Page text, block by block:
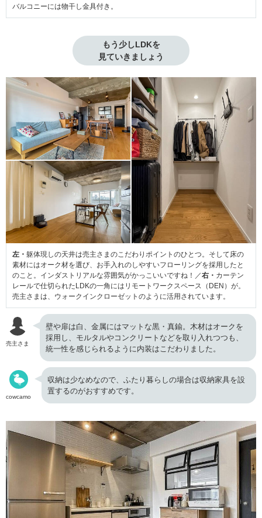
バルコニーには物干し金具付き。
もう少しLDKを
見ていきましょう
左・ 躯体現しの天井は売主さまのこだわりポイントのひとつ。そして床の
素材にはオーク材を選び、お手入れのしやすいフローリングを採用したと
のこと。インダストリアルな雰囲気がかっこいいですね！／右・ カーテン
レールで仕切られたLDKの一角にはリモートワークスペース（DEN）が。
売主さまは、ウォークインクローゼットのように活用されています。
売主さま
壁や扉は白、金属にはマットな黒・真鍮。木材はオークを
採用し、モルタルやコンクリートなどを取り入れつつも、
統一性を感じられるように内装はこだわりました。
cowcamo
収納は少なめなので、ふたり暮らしの場合は収納家具を設
置するのがおすすめです。